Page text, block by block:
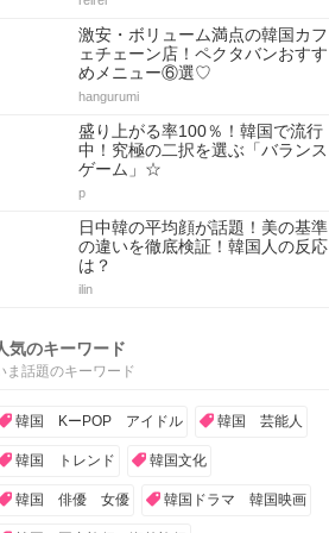
激安・ボリューム満点の韓国カフ
ェチェーン店！ペクタバンおすす
めメニュー⑥選♡
hangurumi
盛り上がる率100％！韓国で流行
中！究極の二択を選ぶ「バランス
ゲーム」☆
p
日中韓の平均顔が話題！美の基準
の違いを徹底検証！韓国人の反応
は？
ilin
気のキーワード
ま話題のキーワード
韓国 KーPOP アイドル 韓国 芸能人
韓国 トレンド 韓国文化
韓国 俳優 女優 韓国ドラマ 韓国映画